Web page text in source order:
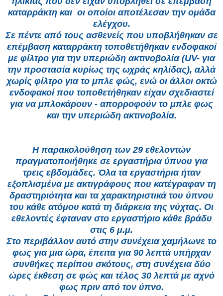
καταρράκτη και οι οποίοι αποτέλεσαν την ομάδα
ελέγχου.
Σε πέντε από τους ασθενείς που υποβλήθηκαν σε
επέμβαση καταρράκτη τοποθετήθηκαν ενδοφακοί
με φίλτρο για την υπεριώδη ακτινοβολία (UV- για
την προστασία κυρίως της ωχράς κηλίδας), αλλά
χωρίς φίλτρο για το μπλε φώς, ενώ οι άλλοι οκτώ
ενδοφακοί που τοποθετήθηκαν είχαν σχεδιαστεί
για να μπλοκάρουν - απορροφούν το μπλε φως
και την υπεριώδη ακτινοβολία.
Η παρακολούθηση των 29 εθελοντών
πραγματοποιήθηκε σε εργαστήρια ύπνου για
τρεις εβδομάδες. Όλα τα εργαστήρια ήταν
εξοπλισμένα με ακτιγράφους που κατέγραφαν τη
δραστηριότητα και τα χαρακτηριστικά του ύπνου
του κάθε ατόμου κατά τη διάρκεια της νύχτας. Οι
εθελοντές έφταναν στο εργαστήριο κάθε βράδυ
στις 6 μ.μ.
Στο περιβάλλον αυτό στην συνέχεια χαμήλωνε το
φως για μια ώρα, έπειτα για 90 λεπτά υπήρχαν
συνθήκες περίπου σκότους, στη συνέχεια δύο
ώρες έκθεση σε φώς και τέλος 30 λεπτά με αχνό
φως πριν από τον ύπνο.